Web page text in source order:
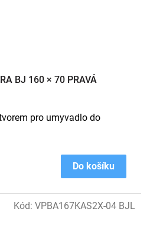
BJ 160 × 70 PRAVÁ
Do košíku
pro umyvadlo do
Kód: VPBA167KAS2X-04 BJL